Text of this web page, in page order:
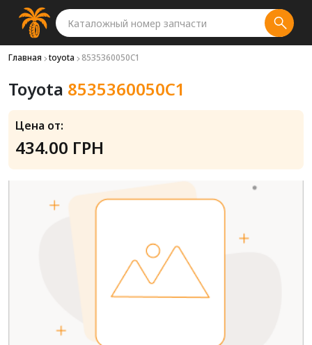
Главная toyota 8535360050C1
Toyota 8535360050C1
Цена от:
434.00 ГРН